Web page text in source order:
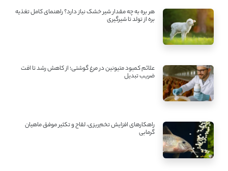
هر بره به چه مقدار شیر خشک نیاز دارد؟ راهنمای کامل تغذیه
بره از تولد تا شیرگیری
علائم کمبود متیونین در مرغ گوشتی؛ از کاهش رشد تا افت
ضریب تبدیل
راهکارهای افزایش تخم‌ریزی، لقاح و تکثیر موفق ماهیان
گرمابی